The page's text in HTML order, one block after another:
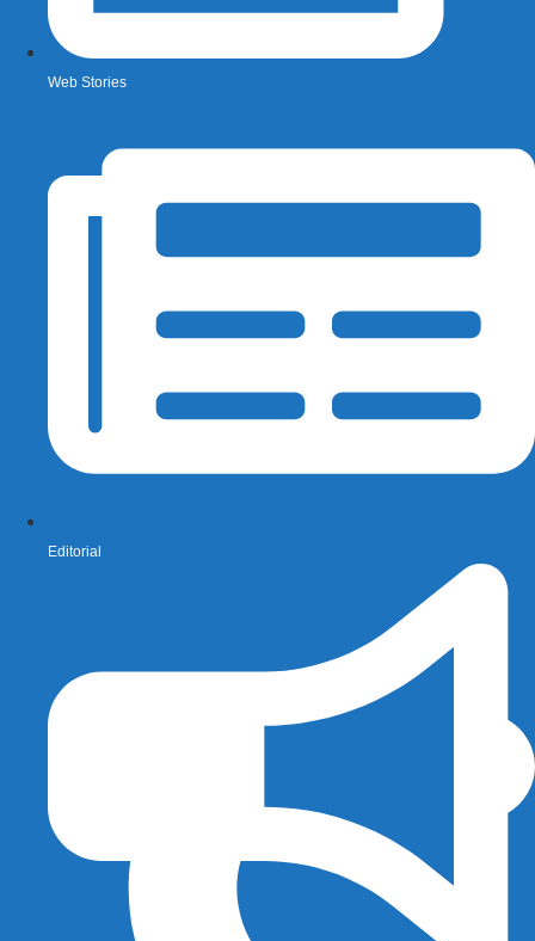
Web Stories
Editorial